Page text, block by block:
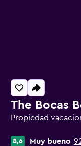
The Bocas
Propiedad
8,6 Muy bueno